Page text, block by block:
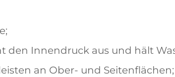
den Innendruck aus und hält
an Ober- und Seitenflächen;